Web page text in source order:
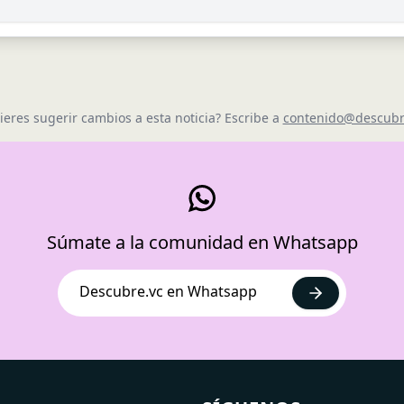
sugerir cambios a esta noticia? Escribe a
Súmate a la comunidad en Whatsapp
Descubre.vc en Whatsapp